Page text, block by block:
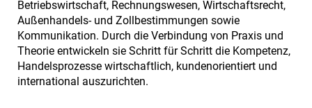
Betriebswirtschaft, Rechnungswesen, Wirtschaftsrecht,
Außenhandels- und Zollbestimmungen sowie
Kommunikation. Durch die Verbindung von Praxis und
Theorie entwickeln sie Schritt für Schritt die Kompetenz,
Handelsprozesse wirtschaftlich, kundenorientiert und
international auszurichten.